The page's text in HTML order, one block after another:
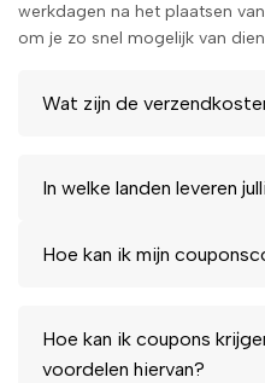
werkdagen na het plaatsen
om je zo snel mogelijk van
Wat zijn de
In welke landen leveren
Hoe kan ik mijn
Hoe kan ik coupons
voordelen hiervan?